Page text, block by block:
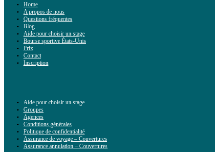
Home
A propos de nous
Questions fréquentes
Blog
Aide pour choisir un stage
Bourse sportive États-Unis
Prix
Contact
Inscription
Aide pour choisir un stage
Groupes
Agences
Conditions générales
Politique de confidentialité
Assurance de voyage – Couvertures
Assurance annulation – Couvertures